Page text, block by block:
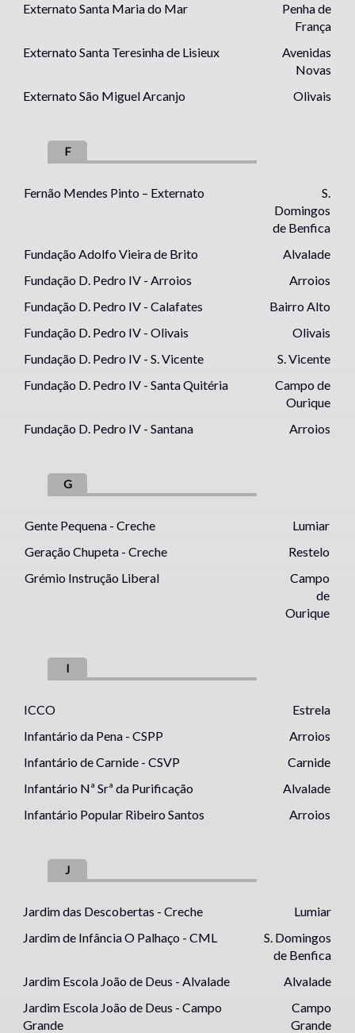
Externato Santa Maria do Mar
Penha de
França
Externato Santa Teresinha de Lisieux
Avenidas
Novas
Externato São Miguel Arcanjo
Olivais
F
Fernão Mendes Pinto – Externato
S.
Domingos
de Benfica
Fundação Adolfo Vieira de Brito
Alvalade
Fundação D. Pedro IV - Arroios
Arroios
Fundação D. Pedro IV - Calafates
Bairro Alto
Fundação D. Pedro IV - Olivais
Olivais
Fundação D. Pedro IV - S. Vicente
S. Vicente
Fundação D. Pedro IV - Santa Quitéria
Campo de
Ourique
Fundação D. Pedro IV - Santana
Arroios
G
Gente Pequena - Creche
Lumiar
Geração Chupeta - Creche
Restelo
Grémio Instrução Liberal
Campo
de
Ourique
I
ICCO
Estrela
Infantário da Pena - CSPP
Arroios
Infantário de Carnide - CSVP
Carnide
Infantário Nª Srª da Purificação
Alvalade
Infantário Popular Ribeiro Santos
Arroios
J
Jardim das Descobertas - Creche
Lumiar
Jardim de Infância O Palhaço - CML
S. Domingos
de Benfica
Jardim Escola João de Deus - Alvalade
Alvalade
Jardim Escola João de Deus - Campo
Grande
Campo
Grande